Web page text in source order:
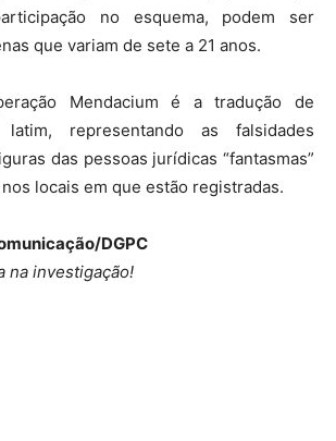
no esquema, podem ser
que variam de sete a 21 anos.
Mendacium é a tradução de
latim, representando as falsidades
das pessoas jurídicas “fantasmas”
locais em que estão registradas.
DGPC
na investigação!